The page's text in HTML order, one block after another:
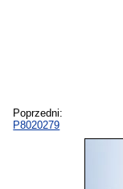
Poprzedni:
P8020279